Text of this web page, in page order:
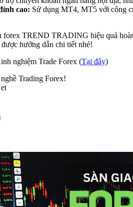
cao: Sử dụng MT4, MT5 với công
forex TREND TRADING hiệu quả
được hướng dẫn chi tiết nhé!
nghiệm Trade Forex (Tại đây)
Trading Forex!